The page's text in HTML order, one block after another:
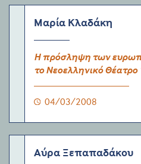
Μαρία Κλαδάκη
Η πρόσληψη των
το Νεοελληνικό Θέατρο
04/03/2008
Αύρα Ξεπαπαδάκου